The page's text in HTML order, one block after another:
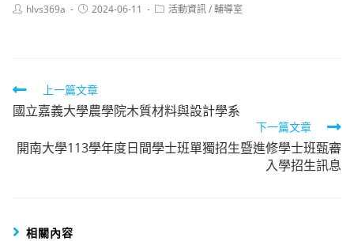
Posthlvs369a
Post2024-06-11
Post活動資訊/輔導室
Read
more
articles
上一篇文章
國立嘉義大學農學院木質材料與設計學系
下一篇文章
開南大學113學年度日間學士班單獨招生暨進修學士班甄審
入學招生訊息
相關內容